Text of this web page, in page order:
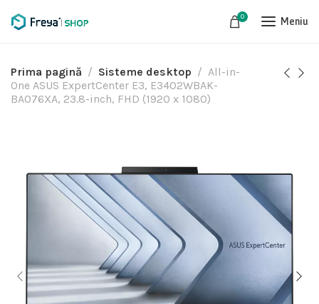
0 Meniu
Prima pagină Sisteme desktop
All-in-
One ASUS ExpertCenter E3, E3402WBAK-
BA076XA, 23.8-inch, FHD (1920 x 1080)